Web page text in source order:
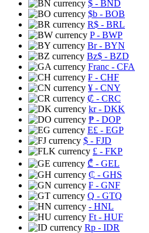
$ - BND
$b - BOB
R$ - BRL
P- BWP
Br- BYN
Bz$ - BZD
Franc - CFA
₣ - CHF
¥ - CNY
₡ - CRC
kr- DKK
₱ - DOP
E£ - EGP
$ - FJD
£ - FKP
₾ - GEL
₵ - GHS
₣ - GNF
Q - GTQ
- HNL
Ft - HUF
Rp - IDR